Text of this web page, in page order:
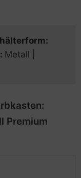
:
: Metall |
Premium